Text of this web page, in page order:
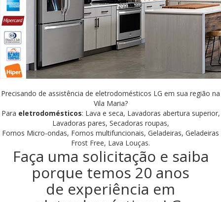
Precisando de assistência de eletrodomésticos LG em sua região na
Vila Maria?
Para eletrodomésticos: Lava e seca, Lavadoras abertura superior,
Lavadoras pares, Secadoras roupas,
Fornos Micro-ondas, Fornos multifuncionais, Geladeiras, Geladeiras
Frost Free, Lava Louças.
Faça uma solicitação e saiba
porque temos 20 anos
de experiência em